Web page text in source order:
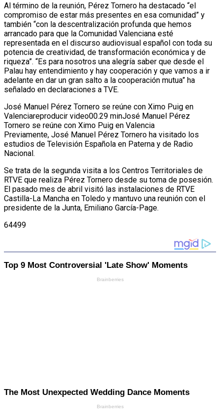
Al término de la reunión, Pérez Tornero ha destacado “el
compromiso de estar más presentes en esa comunidad” y
también “con la descentralización profunda que hemos
arrancado para que la Comunidad Valenciana esté
representada en el discurso audiovisual español con toda su
potencia de creatividad, de transformación económica y de
riqueza”. “Es para nosotros una alegría saber que desde el
Palau hay entendimiento y hay cooperación y que vamos a ir
adelante en dar un gran salto a la cooperación mutua” ha
señalado en declaraciones a TVE.
José Manuel Pérez Tornero se reúne con Ximo Puig en
Valenciareproducir video00.29 minJosé Manuel Pérez
Tornero se reúne con Ximo Puig en Valencia
Previamente, José Manuel Pérez Tornero ha visitado los
estudios de Televisión Española en Paterna y de Radio
Nacional.
Se trata de la segunda visita a los Centros Territoriales de
RTVE que realiza Pérez Tornero desde su toma de posesión.
El pasado mes de abril visitó las instalaciones de RTVE
Castilla-La Mancha en Toledo y mantuvo una reunión con el
presidente de la Junta, Emiliano García-Page.
64499